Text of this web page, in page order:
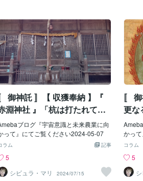
ように見せる ・プライベートな話をし
くる ・頼ってくる こういった行動で
。 一見 「信頼されている」と 感じて
まいますが 実は 距離の詰め方が不自然
早い場合は 注意が必要です。 二つ目は
困っているアピールが多い」 ・お金に
っている ・生活が苦しい ・助けてほし
こういった話が頻繁に出てきます。 優
い男性ほど 「何とかしてあげたい」と
じてしまいます。 ですが 本当に困って
る人は 何度も同じ人に頼り続けること
少ないものです。 三つ目は 「見返り
曖昧」 ・会える約束がはっきりしない
関係性がはぐらかされる ・都合の良い
だけ連絡が来る こういった状態が続く
合 相手は 関係をはっきりさせる気がな
可能性があります。 そして最後に と
も大事なポイントです。「違和感を感
御神託 〛【 収獲奉納 】『
淵神社 』「杭は打たれてお
」 ブログ『宇宙意識と未来農業に向
って』にてご覧ください2024-05-07
記事
ラム
5
シビュラ・マリ
2024/07/15
〚
更な
かっ
コラム
5